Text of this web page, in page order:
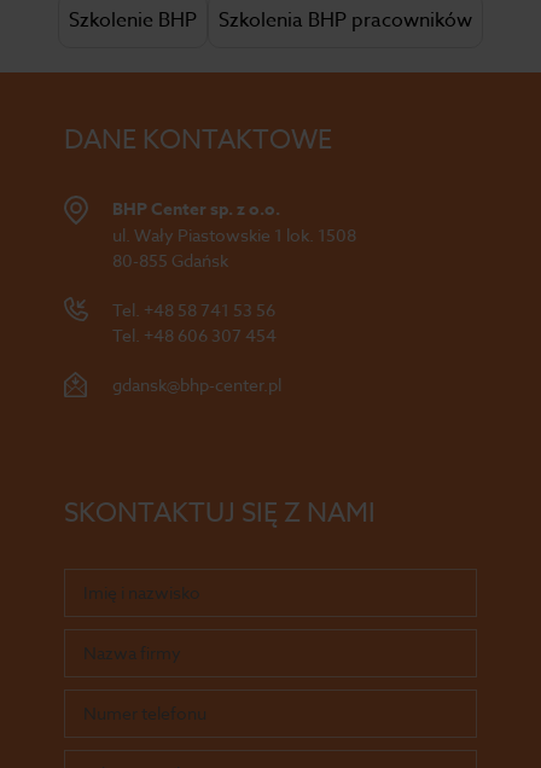
Szkolenie BHP
Szkolenia BHP pracowników
DANE KONTAKTOWE
BHP Center sp. z o.o.
ul. Wały Piastowskie 1 lok. 1508
80-855 Gdańsk
Tel. +48 58 741 53 56
Tel. +48 606 307 454
gdansk@bhp-center.pl
SKONTAKTUJ SIĘ Z NAMI